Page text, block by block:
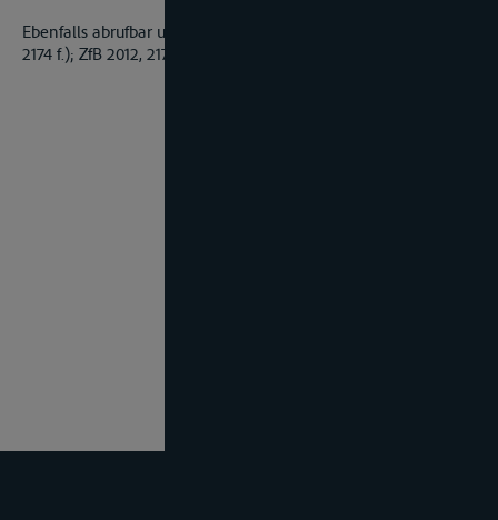
Ebenfalls abrufbar unter ZfB 2012 - Nr.2/3 (Sammlung Seite
2174 f.); ZfB 2012, 2174 f.